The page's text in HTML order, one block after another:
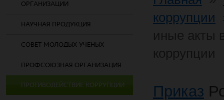
ОРГАНИЗАЦИИ
НАУЧНАЯ ПРОДУКЦИЯ
СОВЕТ МОЛОДЫХ УЧЕНЫХ
ПРОФСОЮЗНАЯ ОРГАНИЗАЦИЯ
ПРОТИВОДЕЙСТВИЕ КОРРУПЦИИ
коррупции
Приказ